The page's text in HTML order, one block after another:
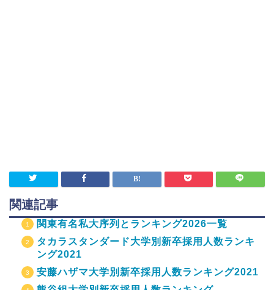
関連記事
関東有名私大序列とランキング2026一覧
タカラスタンダード大学別新卒採用人数ランキ
ング2021
安藤ハザマ大学別新卒採用人数ランキング2021